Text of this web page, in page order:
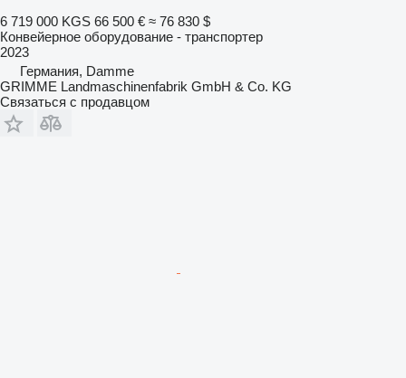
6 719 000 KGS 66 500 € ≈ 76 830 $
Конвейерное оборудование - транспортер
2023
Германия, Damme
GRIMME Landmaschinenfabrik GmbH & Co. KG
Связаться с продавцом